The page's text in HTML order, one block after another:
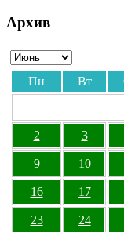
Архив
Пн Вт
2 3
9 10
16 17
23 24